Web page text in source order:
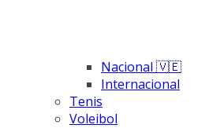
Nacional 🇻🇪
Internacional
Tenis
Voleibol